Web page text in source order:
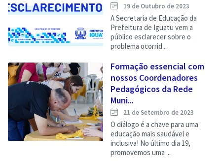
19 de Outubro de 2023
A Secretaria de Educação da
Prefeitura de Iguatu vem a
público esclarecer sobre o
problema ocorrid...
Formação essencial com
nossos Coordenadores
Pedagógicos da Rede
Muni...
21 de Setembro de 2023
O diálogo é a chave para uma
educação mais saudável e
inclusiva! No último dia 19,
promovemos uma ...